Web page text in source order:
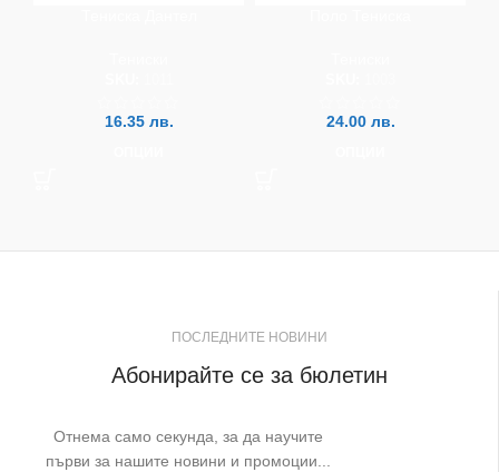
16.35 лв. 24.00 лв.
ПОСЛЕДНИТЕ НОВИНИ
Абонирайте се за бюлетин
Отнема само секунда, за да научите
първи за нашите новини и промоции...